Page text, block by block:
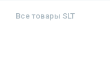
Все товары SLT